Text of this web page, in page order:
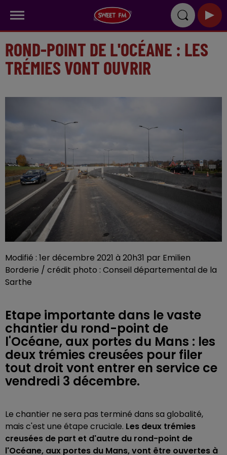
ROND-POINT DE L'OCÉANE : LES
TRÉMIES VONT OUVRIR
Modifié : 1er décembre 2021 à 20h31 par Emilien
Borderie / crédit photo : Conseil départemental de la
Sarthe
Etape importante dans le vaste
chantier du rond-point de
l'Océane, aux portes du Mans : les
deux trémies creusées pour filer
tout droit vont entrer en service ce
vendredi 3 décembre.
Le chantier ne sera pas terminé dans sa globalité,
mais c'est une étape cruciale. Les deux trémies
creusées de part et d'autre du rond-point de
l'Océane, aux portes du Mans, vont être ouvertes à